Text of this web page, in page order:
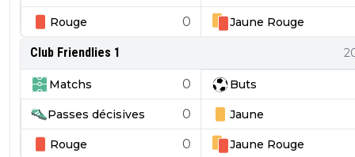
Rouge 0 Jaune Rouge
Club Friendlies 1
Matchs 0 Buts
Passes décisives 0 Jaune
Rouge 0 Jaune Rouge